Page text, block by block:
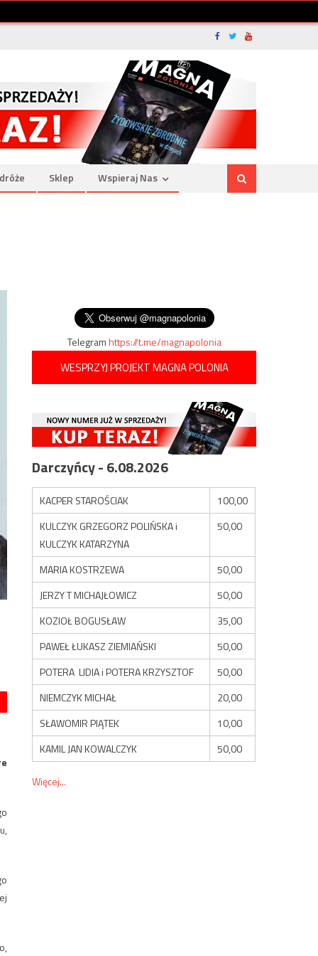
Sklep Wspieraj Nas
Telegramhttps://t.me/magnapolonia
WESPRZYJ PROJEKT MAGNA POLONIA
Darczyńcy - 6.08.2026
KACPER STAROŚCIAK
100,00
KULCZYK GRZEGORZ POLIŃSKA i
KULCZYK KATARZYNA
50,00
MARIA KOSTRZEWA
50,00
JERZY T MICHAJŁOWICZ
50,00
KOZIOŁ BOGUSŁAW
35,00
PAWEŁ ŁUKASZ ZIEMIAŃSKI
50,00
POTERA LIDIA i POTERA KRZYSZTOF
50,00
NIEMCZYK MICHAŁ
20,00
SŁAWOMIR PIĄTEK
10,00
KAMIL JAN KOWALCZYK
50,00
Więcej...